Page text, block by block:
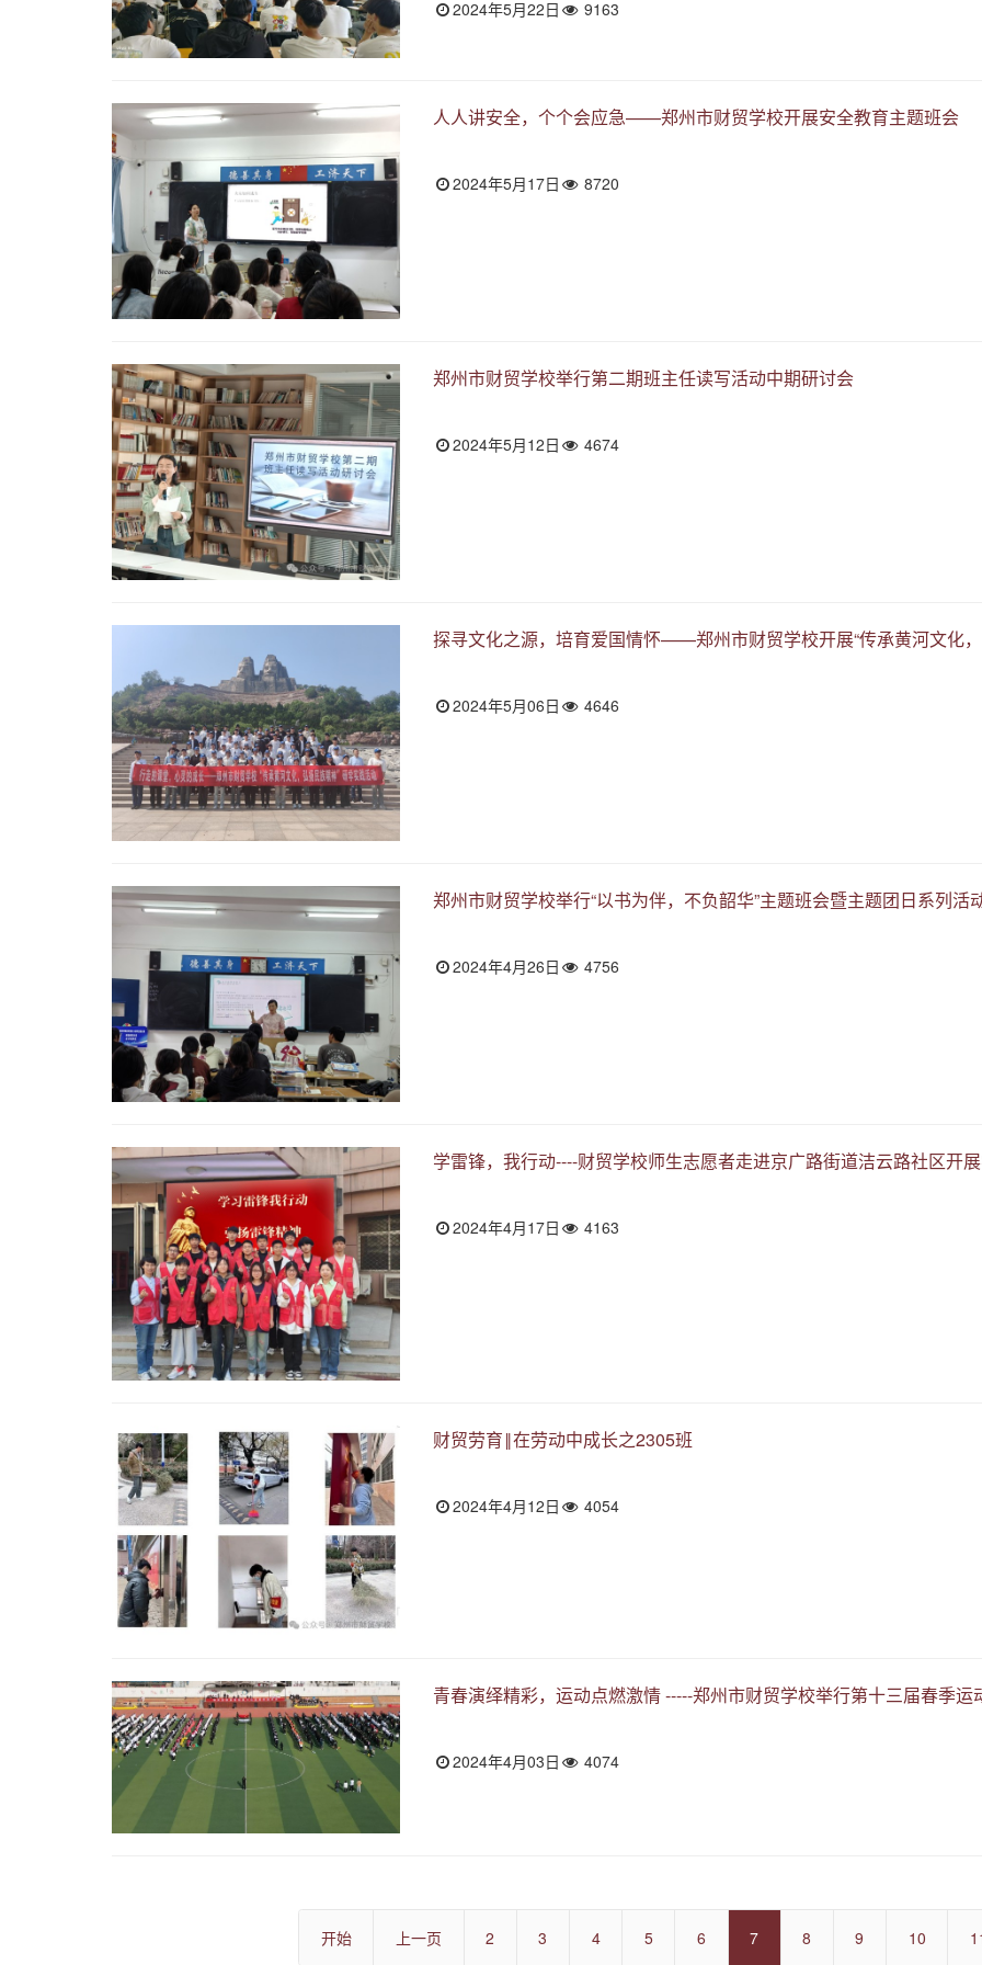
2024年5月22日 9163
人人讲安全，个个会应急——郑州市财贸学校开展安全教育主题班会
2024年5月17日 8720
郑州市财贸学校举行第二期班主任读写活动中期研讨会
2024年5月12日 4674
探寻文化之源，培育爱国情怀——郑州市财贸学校开展“传承黄河文化
2024年5月06日 4646
郑州市财贸学校举行“以书为伴，不负韶华”主题班会暨主题团日系列活
2024年4月26日 4756
学雷锋，我行动----财贸学校师生志愿者走进京广路街道洁云路社区开
2024年4月17日 4163
财贸劳育‖在劳动中成长之2305班
2024年4月12日 4054
青春演绎精彩，运动点燃激情 -----郑州市财贸学校举行第十三届春季运
2024年4月03日 4074
开始 上一页 2 3 4 5 6 7 8 9 10